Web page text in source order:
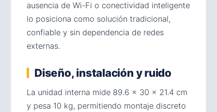
ausencia de Wi-Fi o conectividad inteligente
lo posiciona como solución tradicional,
confiable y sin dependencia de redes
externas.
Diseño, instalación y ruido
La unidad interna mide 89.6 × 30 × 21.4 cm
y pesa 10 kg, permitiendo montaje discreto